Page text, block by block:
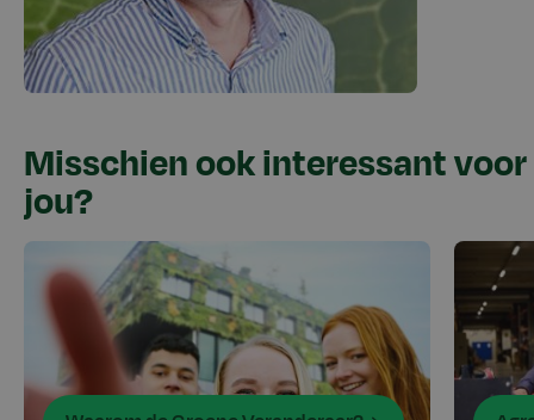
Misschien ook interessant voor
jou?